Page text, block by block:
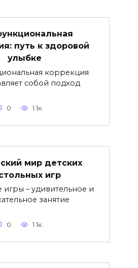
путь к здоровой
улыбке
коррекция
собой подход
0 1.1к.
мир детских
игр
игры – удивительное и
занятие
0 1.1к.